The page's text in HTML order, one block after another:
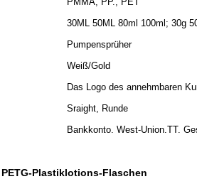
30ML 50ML 80ml 100ml; 30g
Pumpensprüher
Weiß/Gold
Das Logo des annehmbaren
Sraight, Runde
Bankkonto. West-Union.TT.
PETG-Plastiklotions-Flaschen